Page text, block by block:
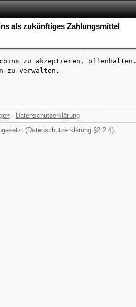
als zukünftiges Zahlungsmittel
zu akzeptieren, offenhalten.
zu verwalten.
· Datenschutzerklärung
(Datenschutzerklärung §2.2.4).